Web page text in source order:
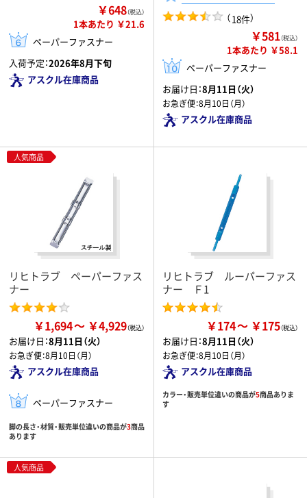
￥648（税込）
1本あたり ￥21.6
ペーパーファスナー
入荷予定：2026年8月下旬
アスクル在庫商品
（18件）
￥581（税込）
1本あたり ￥58.1
ペーパーファスナー
お届け日：8月11日（火）
お急ぎ便：8月10日（月）
アスクル在庫商品
人気商品
リヒトラブ ペーパーファス
ナー
￥1,694 ￥4,929
お届け日：8月11日（火）
お急ぎ便：8月10日（月）
アスクル在庫商品
ペーパーファスナー
脚の長さ・材質・販売単位違いの商品が3商品
あります
リヒトラブ ルーパーファス
ナー Ｆ1
￥174 ￥175
お届け日：8月11日（火）
お急ぎ便：8月10日（月）
アスクル在庫商品
カラー・販売単位違いの商品が5商品ありま
す
人気商品